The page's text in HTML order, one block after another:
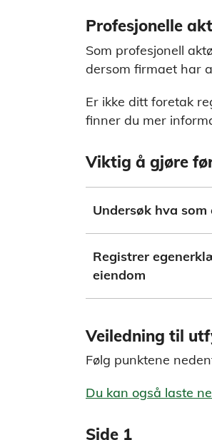
Profesjonelle
Som profesjonell
dersom firmaet har
Er ikke ditt foretak
finner du mer
Viktig å gjøre
Undersøk hva
Registrer
eiendom
Veiledning til
Følg punktene
Du kan også laste
Side 1